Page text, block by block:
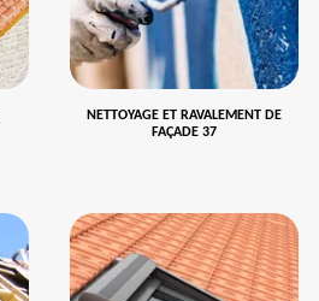
NETTOYAGE ET RAVALEMENT DE
FAÇADE 37